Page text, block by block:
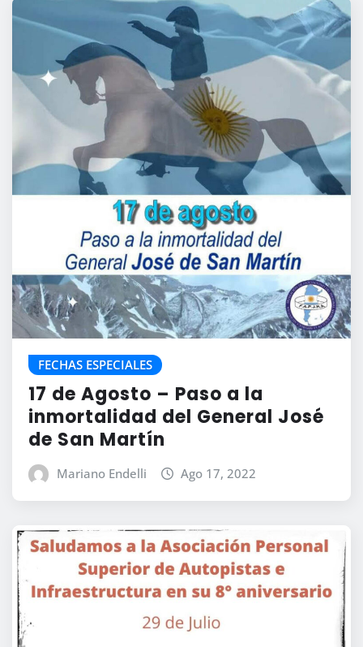
FECHAS ESPECIALES
17 de Agosto – Paso a la
inmortalidad del General José
de San Martín
Mariano Endelli Ago 17, 2022